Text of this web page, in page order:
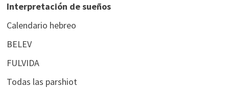
Interpretación de sueños
Calendario hebreo
BELEV
FULVIDA
Todas las parshiot